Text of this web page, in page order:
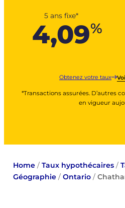
5 ans fixe*
4,09%
Obtenez votre taux
*Transactions assurées. D’autres
en vigueur
Home/ Taux hypothécaires/
Géographie/ Ontario/